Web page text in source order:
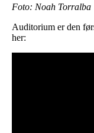
Foto: Noah Torralba
Auditorium er den
her: